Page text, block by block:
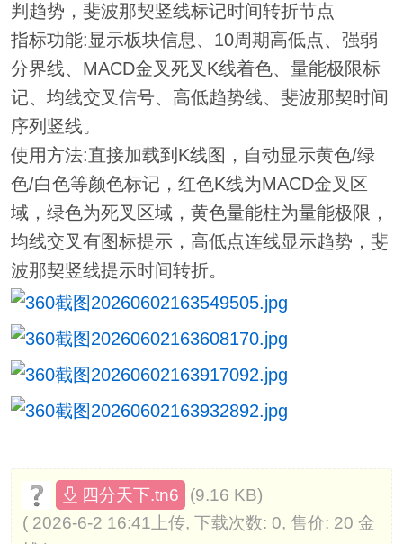
判趋势，斐波那契竖线标记时间转折节点
指标功能:显示板块信息、10周期高低点、强弱
分界线、MACD金叉死叉K线着色、量能极限标
记、均线交叉信号、高低趋势线、斐波那契时间
序列竖线。
使用方法:直接加载到K线图，自动显示黄色/绿
色/白色等颜色标记，红色K线为MACD金叉区
域，绿色为死叉区域，黄色量能柱为量能极限，
均线交叉有图标提示，高低点连线显示趋势，斐
波那契竖线提示时间转折。
四分天下.tn6
(9.16 KB)
( 2026-6-2 16:41上传, 下载次数: 0, 售价: 20 金